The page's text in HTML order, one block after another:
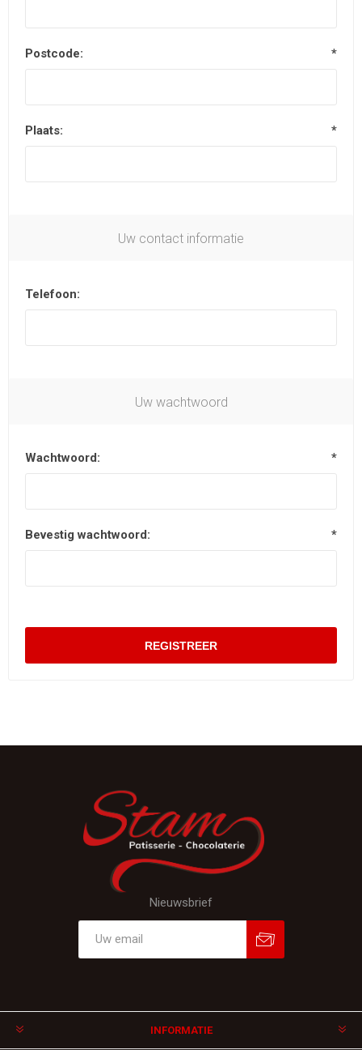
Postcode: *
Plaats: *
Uw contact informatie
Telefoon:
Uw wachtwoord
Wachtwoord: *
Bevestig wachtwoord: *
Nieuwsbrief
INFORMATIE